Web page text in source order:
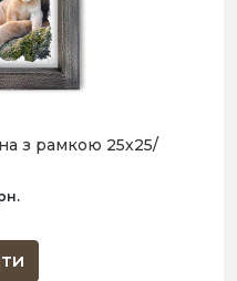
з рамкою 25х25/